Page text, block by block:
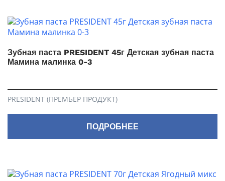
Зубная паста PRESIDENT 45г Детская зубная паста
Мамина малинка 0-3
PRESIDENT (ПРЕМЬЕР ПРОДУКТ)
ПОДРОБНЕЕ